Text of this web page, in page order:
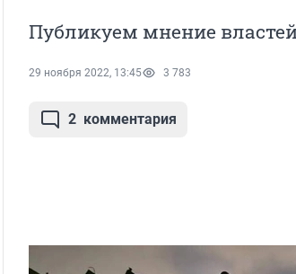
Публикуем мнение
29 ноября 2022, 13:45 3 783
2 комментария